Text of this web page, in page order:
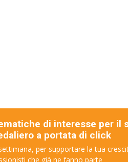
di interesse per il
a portata di click
per supportare la tua
che già ne fanno parte